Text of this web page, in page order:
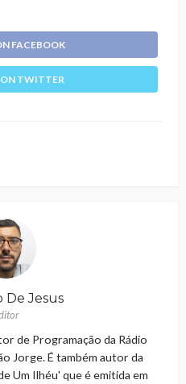
FACEBOOK
ON TWITTER
De Jesus
de Programação da Rádio
Jorge. É também autor da
Um Ilhéu' que é emitida em